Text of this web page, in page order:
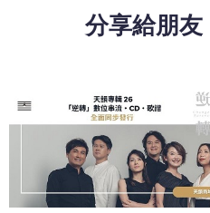
分享給朋友